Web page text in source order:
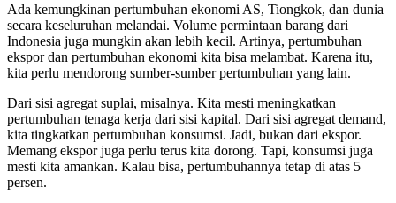
Ada kemungkinan pertumbuhan ekonomi AS, Tiongkok, dan dunia
secara keseluruhan melandai. Volume permintaan barang dari
Indonesia juga mungkin akan lebih kecil. Artinya, pertumbuhan
ekspor dan pertumbuhan ekonomi kita bisa melambat. Karena itu,
kita perlu mendorong sumber-sumber pertumbuhan yang lain.
Dari sisi agregat suplai, misalnya. Kita mesti meningkatkan
pertumbuhan tenaga kerja dari sisi kapital. Dari sisi agregat demand,
kita tingkatkan pertumbuhan konsumsi. Jadi, bukan dari ekspor.
Memang ekspor juga perlu terus kita dorong. Tapi, konsumsi juga
mesti kita amankan. Kalau bisa, pertumbuhannya tetap di atas 5
persen.